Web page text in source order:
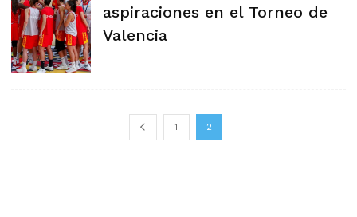
aspiraciones en el Torneo de
Valencia
1 2